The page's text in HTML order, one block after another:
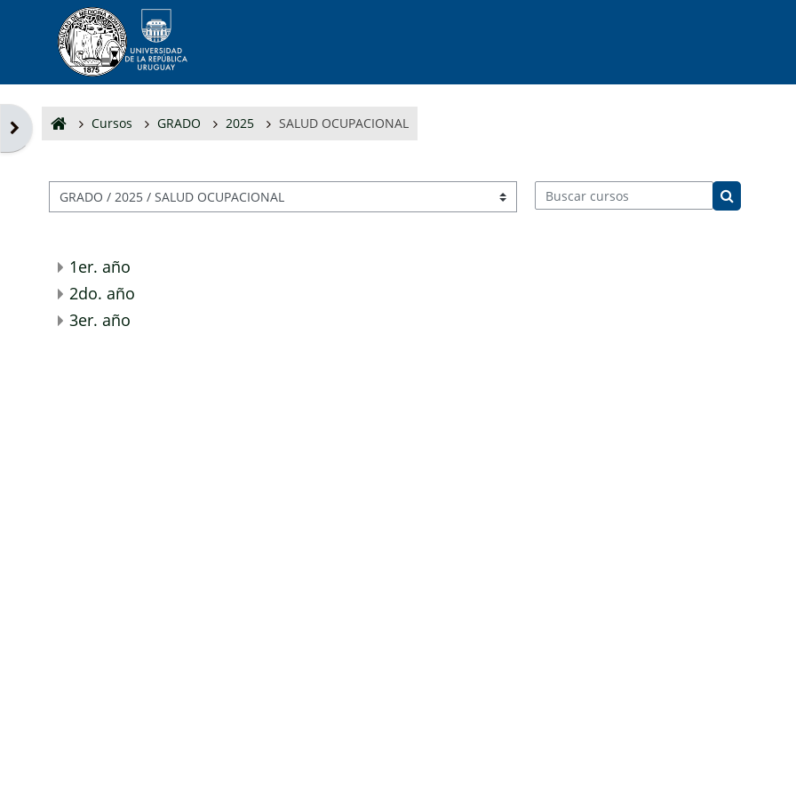
Salta al contenido principal
Abrir cajón de bloques
Cursos GRADO 2025 SALUD OCUPACIONAL
Categorías Buscar cursos
Buscar
1er. año
2do. año
3er. año